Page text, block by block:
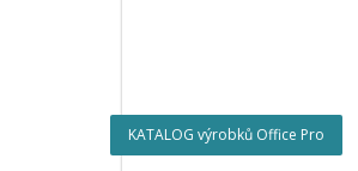
KATALOG výrobků Office Pro